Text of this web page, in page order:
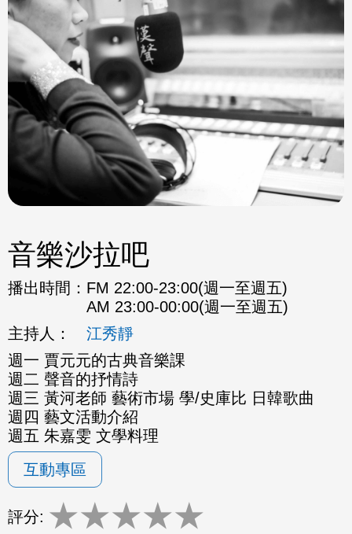
音樂沙拉吧
播出時間： FM 22:00-23:00(週一至週五)
AM 23:00-00:00(週一至週五)
主持人：
江秀靜
週一 賈元元的古典音樂課
週二 聲音的抒情詩
週三 黃河老師 藝術市場 學/史庫比 日韓歌曲
週四 藝文活動介紹
週五 朱嘉雯 文學料理
互動專區
評分: ★★★★★